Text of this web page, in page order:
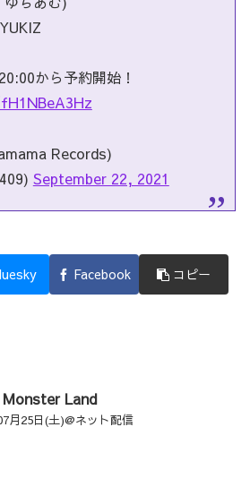
から予約開始！
Records)
September 22, 2021
Facebook コピー
Monster Land
月25日(土)@ネット配信